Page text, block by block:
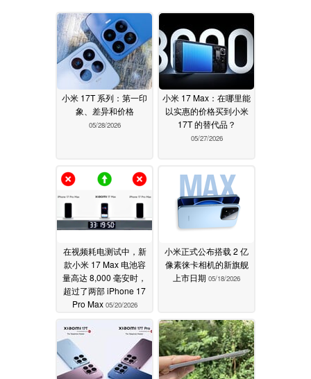
小米 17T 系列：第一印
象、差异和价格
05/28/2026
小米 17 Max：在哪里能
以实惠的价格买到小米
17T 的替代品？
05/27/2026
在视频耗电测试中，新
款小米 17 Max 电池容
量高达 8,000 毫安时，
超过了两部 iPhone 17
Pro Max 05/20/2026
小米正式公布搭载 2 亿
像素徕卡相机的新旗舰
上市日期 05/18/2026